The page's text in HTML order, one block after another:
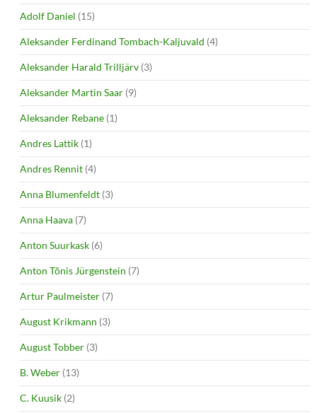
Adolf Daniel (15)
Aleksander Ferdinand Tombach-Kaljuvald (4)
Aleksander Harald Trilljärv (3)
Aleksander Martin Saar (9)
Aleksander Rebane (1)
Andres Lattik (1)
Andres Rennit (4)
Anna Blumenfeldt (3)
Anna Haava (7)
Anton Suurkask (6)
Anton Tõnis Jürgenstein (7)
Artur Paulmeister (7)
August Krikmann (3)
August Tobber (3)
B. Weber (13)
C. Kuusik (2)